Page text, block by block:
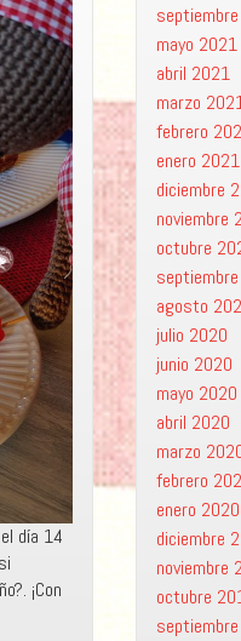
día 14
¡Con
mayo 2021
abril 2021
marzo
febrero
enero 2021
diciembre
noviembre
octubre
agosto
julio 2020
junio 2020
mayo 2020
abril 2020
marzo
febrero
enero 2020
diciembre
noviembre
octubre